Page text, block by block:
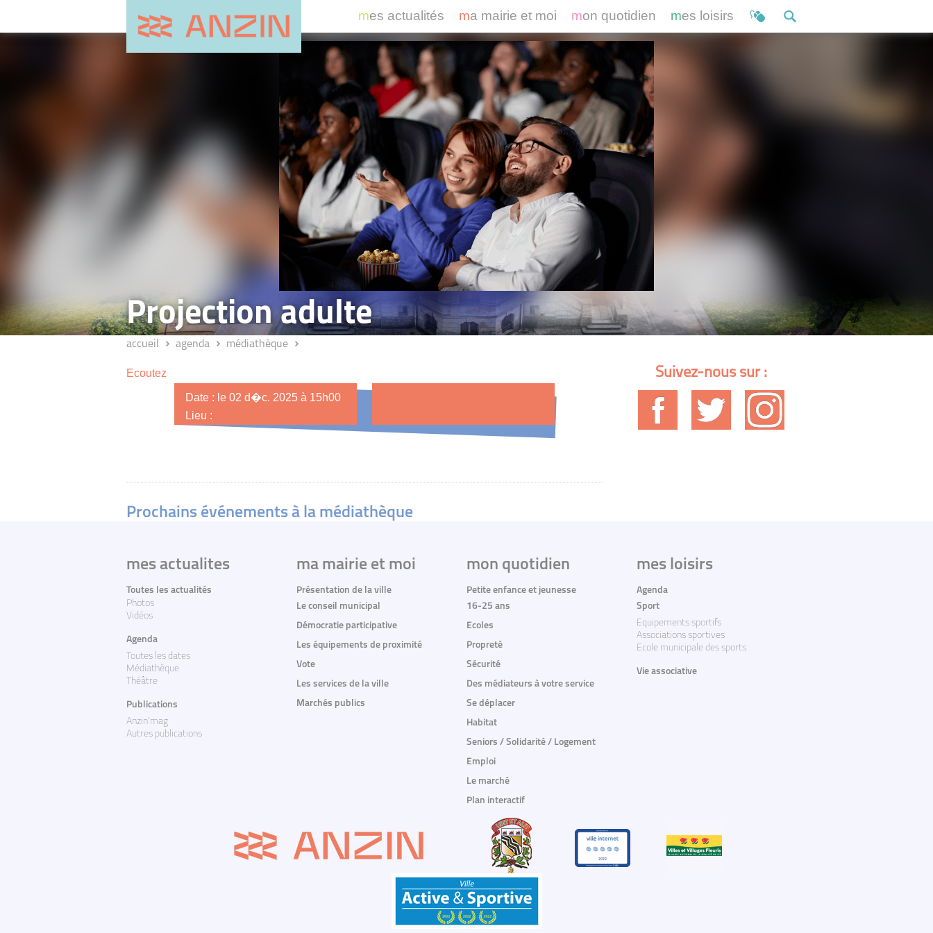
mes actualités ma mairie et moi mon quotidien mes loisirs
Projection adulte
accueil agenda médiathèque
Ecoutez
Date : le 02 d�c. 2025 à 15h00
Lieu :
Prochains événements à la médiathèque
Suivez-nous sur :
mes actualites
Toutes les actualités
Photos
Vidéos
Agenda
Toutes les dates
Médiathèque
Théâtre
Publications
Anzin'mag
Autres publications
ma mairie et moi
Présentation de la ville
Le conseil municipal
Démocratie participative
Les équipements de proximité
Vote
Les services de la ville
Marchés publics
mon quotidien
Petite enfance et jeunesse
16-25 ans
Ecoles
Propreté
Sécurité
Des médiateurs à votre service
Se déplacer
Habitat
Seniors / Solidarité / Logement
Emploi
Le marché
Plan interactif
mes loisirs
Agenda
Sport
Equipements sportifs
Associations sportives
Ecole municipale des sports
Vie associative